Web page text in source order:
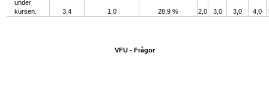
under
kursen.
3,4 1,0 28,9 % 2,0 3,0 3,0 4,0
VFU - Frågor